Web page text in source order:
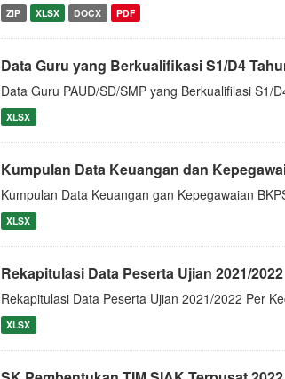
ZIP XLSX DOCX PDF
Data Guru yang Berkualifikasi S1/D4
Data Guru PAUD/SD/SMP yang Berkualifilasi S1/
XLSX
Kumpulan Data Keuangan dan
Kumpulan Data Keuangan gan Kepegawaian
XLSX
Rekapitulasi Data Peserta Ujian 2021/2022
Rekapitulasi Data Peserta Ujian 2021/2022 Per
XLSX